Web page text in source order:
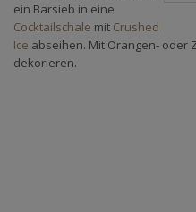
ein Barsieb in eine
Cocktailschale mit Crushed
Ice abseihen. Mit Orangen- oder
dekorieren.